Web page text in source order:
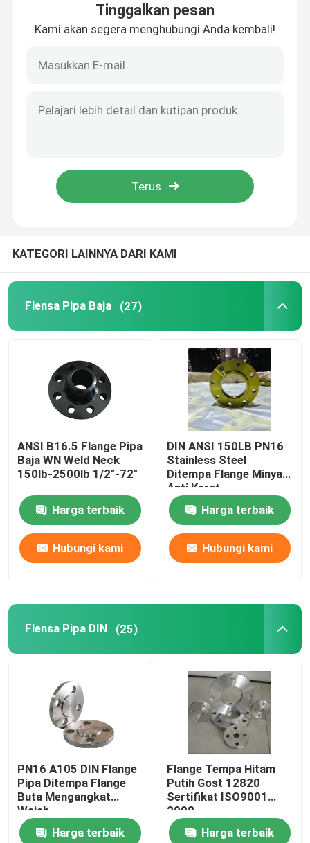
Quote request suatu
Flensa Pipa DIN
Flensa Pipa ANSI
BS 4504 Flange
Flange JIS B2220
Perlengkapan Pipa Baja Karbon
Flensa Baja Tahan Karat
Fitting Pipa Siku
Tutup Fitting Pipa
Tee Fitting Pipa
Peredam Fitting Pipa
Pipa Baja Karbon
Tinggalkan pesan
Kami akan segera menghubungi Anda kembali!
KATEGORI LAINNYA DARI KAMI
Flensa Pipa Baja (27)
ANSI B16.5 Flange Pipa
Baja WN Weld Neck
150lb-2500lb 1/2"-72"
Harga terbaik
Hubungi kami
DIN ANSI 150LB PN16
Stainless Steel
Ditempa Flange Minyak
Anti Karat,
Harga terbaik
Hubungi kami
Flensa Pipa DIN (25)
PN16 A105 DIN Flange
Pipa Ditempa Flange
Buta Mengangkat
Wajah
Harga terbaik
Flange Tempa Hitam
Putih Gost 12820
Sertifikat ISO9001
2008
Harga terbaik